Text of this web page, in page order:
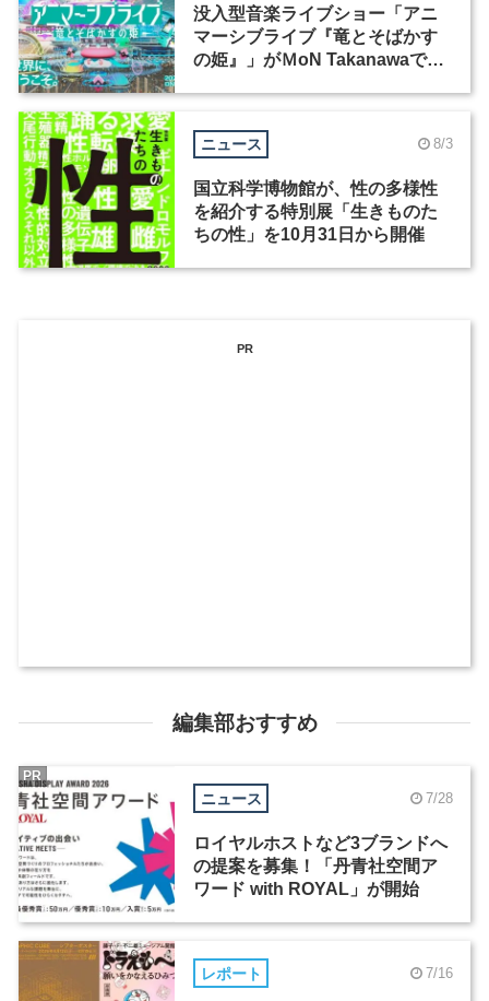
没入型音楽ライブショー「アニ
マーシブライブ『竜とそばかす
の姫』」がＭoN Takanawaで開
ニュース 8/3
国立科学博物館が、性の多様性
を紹介する特別展「生きものた
ちの性」を10月31日から開催
PR
編集部おすすめ
ニュース 7/28
ロイヤルホストなど3ブランドへ
の提案を募集！「丹青社空間ア
ワード with ROYAL」が開始
PR
レポート 7/16